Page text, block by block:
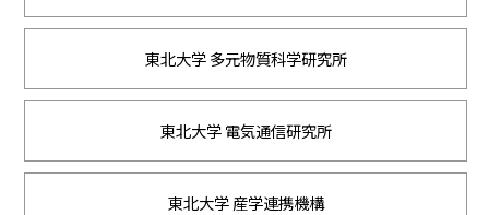
東北大学 多元物質科学研究所
東北大学 電気通信研究所
東北大学 産学連携機構